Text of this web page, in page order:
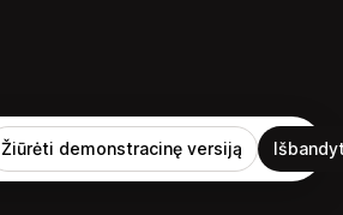
Žiūrėti demonstracinę versiją